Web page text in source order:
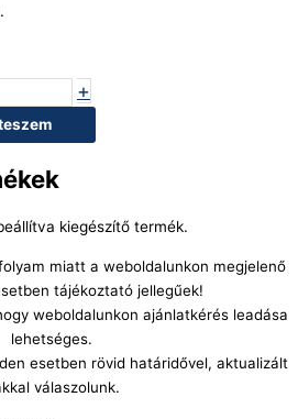
+
kiegészítő termék.
miatt a weboldalunkon megjelenő
tájékoztató jellegűek!
weboldalunkon ajánlatkérés leadása
lehetséges.
esetben rövid határidővel, aktualizált
válaszolunk.